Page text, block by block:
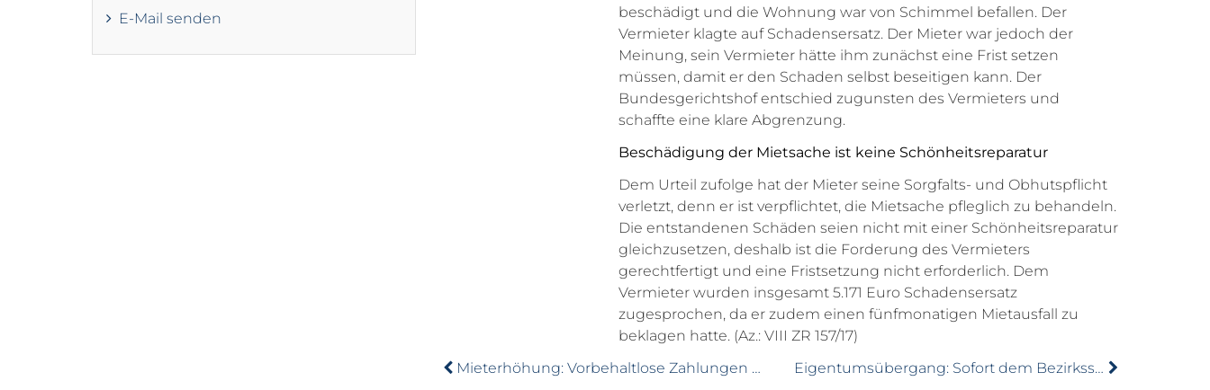
beschädigt und die Wohnung war von Schimmel befallen. Der
Vermieter klagte auf Schadensersatz. Der Mieter war jedoch der
Meinung, sein Vermieter hätte ihm zunächst eine Frist setzen
müssen, damit er den Schaden selbst beseitigen kann. Der
Bundesgerichtshof entschied zugunsten des Vermieters und
schaffte eine klare Abgrenzung.
Beschädigung der Mietsache ist keine Schönheitsreparatur
Dem Urteil zufolge hat der Mieter seine Sorgfalts- und Obhutspflicht
verletzt, denn er ist verpflichtet, die Mietsache pfleglich zu behandeln.
Die entstandenen Schäden seien nicht mit einer Schönheitsreparatur
gleichzusetzen, deshalb ist die Forderung des Vermieters
gerechtfertigt und eine Fristsetzung nicht erforderlich. Dem
Vermieter wurden insgesamt 5.171 Euro Schadensersatz
zugesprochen, da er zudem einen fünfmonatigen Mietausfall zu
beklagen hatte. (Az.: VIII ZR 157/17)
Mieterhöhung: Vorbehaltlose Zahlungen gelten als Zustimmung
Eigentumsübergang: Sofort dem Bezirksschornsteinfeger melden
E-Mail senden